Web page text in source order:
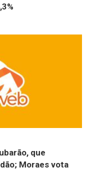
que
Moraes vota